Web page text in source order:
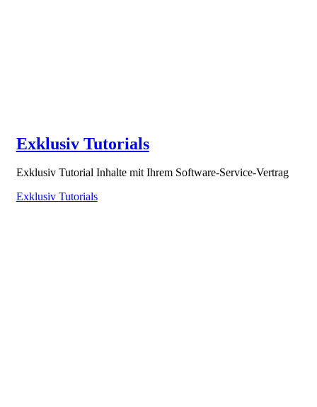
Exklusiv Tutorials
Exklusiv Tutorial Inhalte mit Ihrem Software-Service-Vertrag
Exklusiv Tutorials